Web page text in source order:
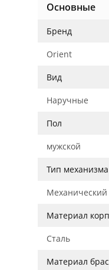
Основные
Бренд
Orient
Вид
Наручные
Пол
мужской
Тип механизма
Механический
Материал
Сталь
Материал